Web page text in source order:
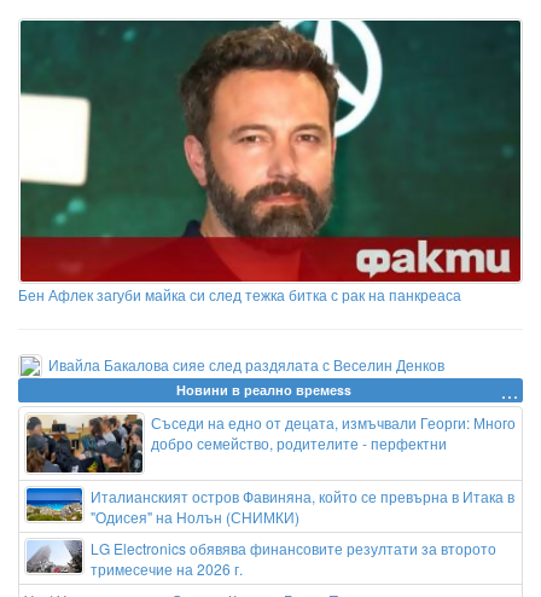
Бен Афлек загуби майка си след тежка битка с рак на панкреаса
Ивайла Бакалова сияе след раздялата с Веселин Денков
Новини в реално времеss
Съседи на едно от децата, измъчвали Георги: Много
добро семейство, родителите - перфектни
Италианският остров Фавиняна, който се превърна в Итака в
"Одисея" на Нолън (СНИМКИ)
LG Electronics обявява финансовите резултати за второто
тримесечие на 2026 г.